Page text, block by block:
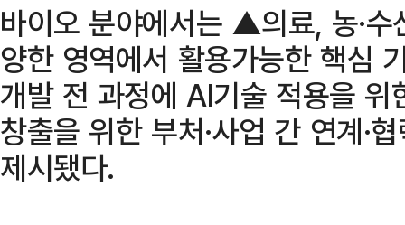
바이오 분야에서는 ▲의료, 농·
양한 영역에서 활용가능한 핵심
개발 전 과정에 AI기술 적용을
창출을 위한 부처·사업 간 연계·
제시됐다.